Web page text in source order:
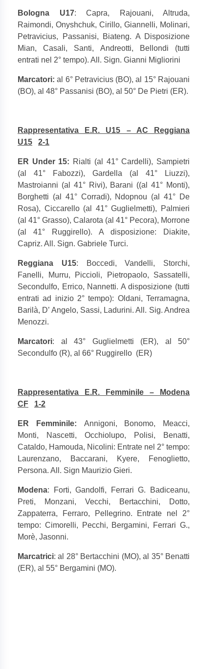
Bologna U17: Capra, Rajouani, Altruda,
Raimondi, Onyshchuk, Cirillo, Giannelli, Molinari,
Petravicius, Passanisi, Biateng. A Disposizione
Mian, Casali, Santi, Andreotti, Bellondi (tutti
entrati nel 2° tempo). All. Sign. Gianni Migliorini
Marcatori: al 6° Petravicius (BO), al 15° Rajouani
(BO), al 48° Passanisi (BO), al 50° De Pietri (ER).
Rappresentativa E.R. U15 – AC Reggiana
U15
2-1
ER Under 15: Rialti (al 41° Cardelli), Sampietri
(al 41° Fabozzi), Gardella (al 41° Liuzzi),
Mastroianni (al 41° Rivi), Barani ((al 41° Monti),
Borghetti (al 41° Corradi), Ndopnou (al 41° De
Rosa), Ciccarello (al 41° Guglielmetti), Palmieri
(al 41° Grasso), Calarota (al 41° Pecora), Morrone
(al 41° Ruggirello). A disposizione: Diakite,
Capriz. All. Sign. Gabriele Turci.
Reggiana U15: Boccedi, Vandelli, Storchi,
Fanelli, Murru, Piccioli, Pietropaolo, Sassatelli,
Secondulfo, Errico, Nannetti. A disposizione (tutti
entrati ad inizio 2° tempo): Oldani, Terramagna,
Barilà, D’ Angelo, Sassi, Ladurini. All. Sig. Andrea
Menozzi.
Marcatori: al 43° Guglielmetti (ER), al 50°
Secondulfo (R), al 66° Ruggirello (ER)
Rappresentativa E.R. Femminile – Modena
CF
1-2
ER Femminile: Annigoni, Bonomo, Meacci,
Monti, Nascetti, Occhiolupo, Polisi, Benatti,
Cataldo, Hamouda, Nicolini: Entrate nel 2° tempo:
Laurenzano, Baccarani, Kyere, Fenoglietto,
Persona. All. Sign Maurizio Gieri.
Modena: Forti, Gandolfi, Ferrari G. Badiceanu,
Preti, Monzani, Vecchi, Bertacchini, Dotto,
Zappaterra, Ferraro, Pellegrino. Entrate nel 2°
tempo: Cimorelli, Pecchi, Bergamini, Ferrari G.,
Morè, Jasonni.
Marcatrici: al 28° Bertacchini (MO), al 35° Benatti
(ER), al 55° Bergamini (MO).